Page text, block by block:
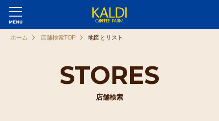
STORES
店舗検索
ホーム 店舗検索TOP 地図とリスト